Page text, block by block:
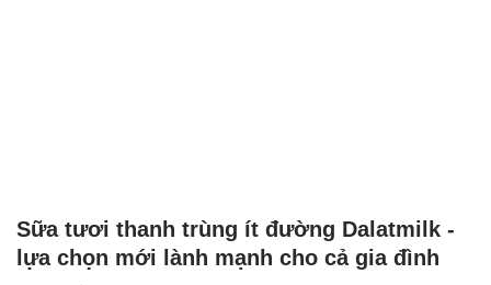
Sữa tươi thanh trùng ít đường Dalatmilk -
lựa chọn mới lành mạnh cho cả gia đình